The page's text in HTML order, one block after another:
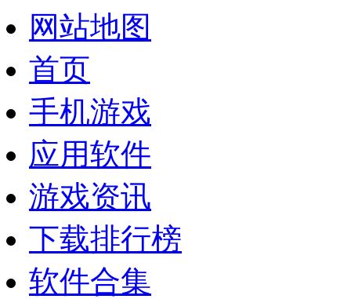
网站地图
首页
手机游戏
应用软件
游戏资讯
下载排行榜
软件合集